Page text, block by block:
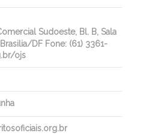
Sudoeste, Bl. B, Sala
DF Fone: (61) 3361-
ojs